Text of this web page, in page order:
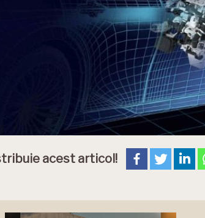
acest articol!